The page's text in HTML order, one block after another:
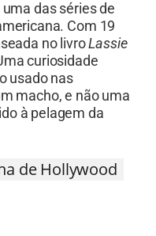
Lassie,que teve
das séries de
Com 19
no livroLassie
curiosidade
usado nas
macho, e não uma
à pelagem da